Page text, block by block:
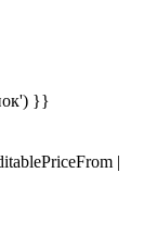
}}
|